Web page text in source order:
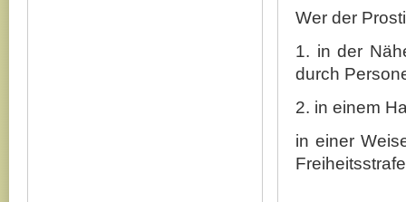
Wer der
1. in der
durch
2. in einem
in einer